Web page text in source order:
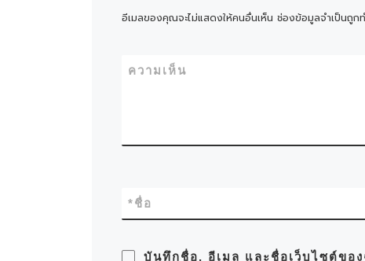
อีเมลของคุณจะไม่แสดงให้คนอื่นเห็น ช่องข้อมูลจำเป็นถูก
ความเห็น
ชื่อ
*
บันทึกชื่อ, อีเมล และชื่อเว็บไซต์ขอ